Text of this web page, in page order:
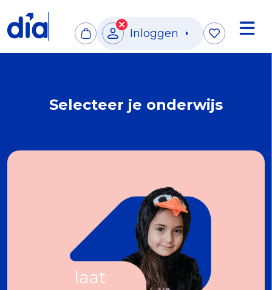
Inloggen
Selecteer je onderwijs